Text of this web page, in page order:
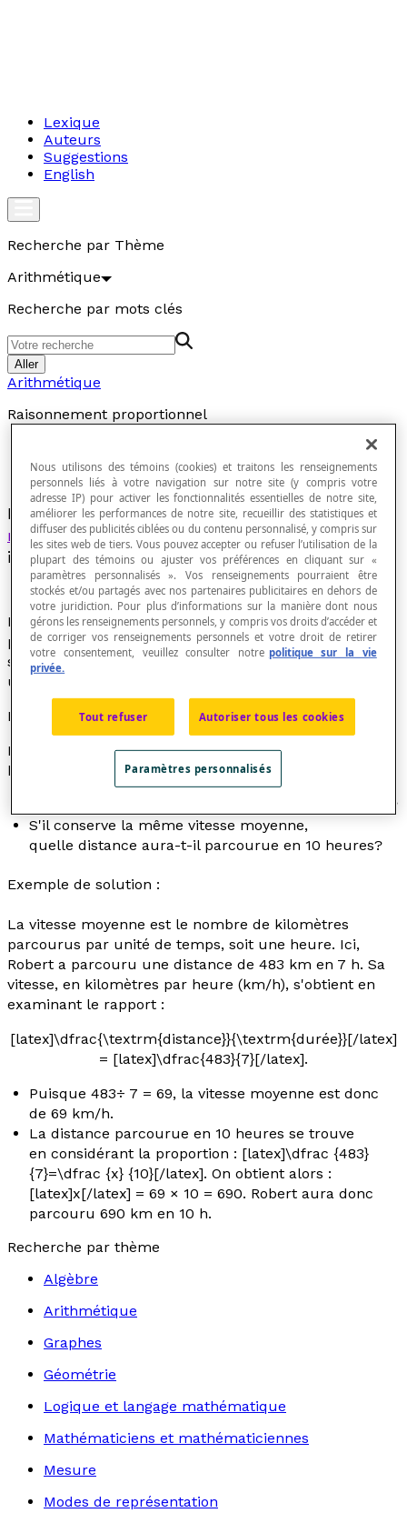
Lexique
Auteurs
Suggestions
English
Recherche par Thème
Arithmétique
Recherche par mots clés
Aller
Arithmétique
Raisonnement proportionnel
Procédé de résolution de problème par
raisonnement mathématiquedans lequel
interviennent desrapports ou une proportion.
Pour résoudre un problème à l'aide du raisonnement
proportionnel, il y a d'abord lieu de reconnaitre dans la
situation qu'une quantité ou une grandeur est liée à
une autre par un rapport déterminé.
Exemple
Lors d'un récent voyage, Robert a parcouru 483
kilomètres en 7 heures.
Quelle a été sa vitesse moyenne pendant ce voyage?
S'il conserve la même vitesse moyenne,
quelle distance aura-t-il parcourue en 10 heures?
Exemple de solution :
La vitesse moyenne est le nombre de kilomètres
parcourus par unité de temps, soit une heure. Ici,
Robert a parcouru une distance de 483 km en 7 h. Sa
vitesse, en kilomètres par heure (km/h), s'obtient en
examinant le rapport :
[latex]\dfrac{\textrm{distance}}{\textrm{durée}}[/latex]
= [latex]\dfrac{483}{7}[/latex].
Puisque 483÷ 7 = 69, la vitesse moyenne est donc
de 69 km/h.
La distance parcourue en 10 heures se trouve
en considérant la proportion : [latex]\dfrac {483}
{7}=\dfrac {x} {10}[/latex]. On obtient alors :
[latex]x[/latex] = 69 × 10 = 690. Robert aura donc
parcouru 690 km en 10 h.
Recherche par thème
Algèbre
Arithmétique
Graphes
Géométrie
Logique et langage mathématique
Mathématiciens et mathématiciennes
Mesure
Modes de représentation
Nous utilisons des témoins (cookies) et traitons les renseignements
personnels liés à votre navigation sur notre site (y compris votre
adresse IP) pour activer les fonctionnalités essentielles de notre site,
améliorer les performances de notre site, recueillir des statistiques et
diffuser des publicités ciblées ou du contenu personnalisé, y compris sur
les sites web de tiers. Vous pouvez accepter ou refuser l’utilisation de la
plupart des témoins ou ajuster vos préférences en cliquant sur «
paramètres personnalisés ». Vos renseignements pourraient être
stockés et/ou partagés avec nos partenaires publicitaires en dehors de
votre juridiction. Pour plus d’informations sur la manière dont nous
gérons les renseignements personnels, y compris vos droits d’accéder et
de corriger vos renseignements personnels et votre droit de retirer
votre consentement, veuillez consulter notre politique sur la vie
privée.
Tout refuser Autoriser tous les cookies
Paramètres personnalisés